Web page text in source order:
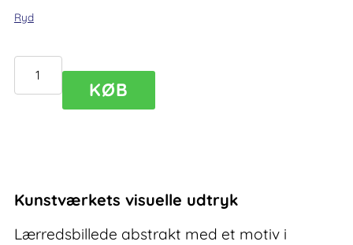
Ryd
Lærredsbillede
abstrakt
KØB
Kunstværkets visuelle udtryk
Lærredsbillede abstrakt med et motiv i